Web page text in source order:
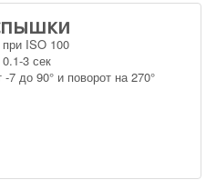
ISO 100
3 сек
7 до 90° и поворот на 270°